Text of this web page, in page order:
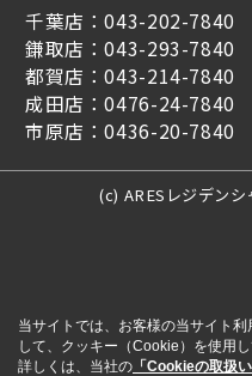
千葉店：043-202-7840
鎌取店：043-293-7840
都賀店：043-214-7840
成田店：0476-24-7840
市原店：0436-20-7840
(c) ARESレジデン
当サイトでは、お客様の当サイト
して、クッキー（Cookie）を使用し
詳しくは、当社の 「Cookieの取扱